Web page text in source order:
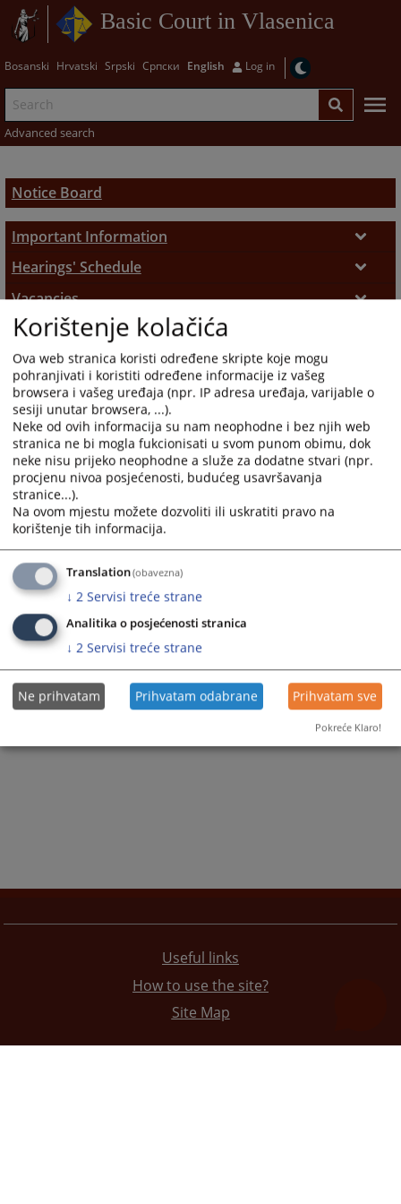
Basic Court in Vlasenica
Bosanski Hrvatski Srpski Српски English Log in
Advanced search
Notice Board
Important Information
Submission of Complaints
Administrative Court Fees
Summons
Court Appointed Interpreters and Experts
Legal Aid
Hearings' Schedule
Hearings' Schedule
Vacancies
General Information
Open Vacancies
Useful links
How to use the site?
Site Map
Korištenje kolačića
Ova web stranica koristi određene skripte koje mogu
pohranjivati i koristiti određene informacije iz vašeg
browsera i vašeg uređaja (npr. IP adresa uređaja, varijable o
sesiji unutar browsera, ...).
Neke od ovih informacija su nam neophodne i bez njih web
stranica ne bi mogla fukcionisati u svom punom obimu, dok
neke nisu prijeko neophodne a služe za dodatne stvari (npr.
procjenu nivoa posjećenosti, budućeg usavršavanja
stranice...).
Na ovom mjestu možete dozvoliti ili uskratiti pravo na
korištenje tih informacija.
Translation(obavezna)
↓ 2 Servisi treće strane
Analitika o posjećenosti stranica
↓ 2 Servisi treće strane
Ne prihvatam Prihvatam odabrane Prihvatam sve
Pokreće Klaro!